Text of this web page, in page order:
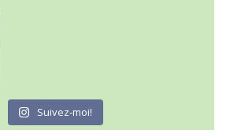
Suivez-moi!